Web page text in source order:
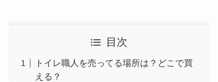
目次
トイレ職人を売ってる場所は？どこで買
える？